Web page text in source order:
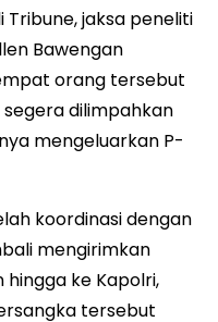
jaksa peneliti
Bawengan
orang tersebut
dilimpahkan
mengeluarkan P-
koordinasi dengan
mengirimkan
hingga ke Kapolri,
tersebut